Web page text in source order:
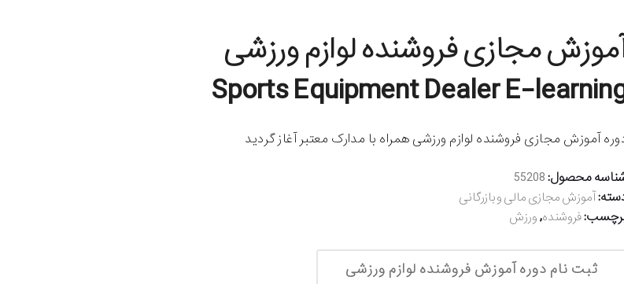
مجازی فروشنده لوازم ورزشی
Sports Equipment Dealer E-
آموزش مجازی فروشنده لوازم ورزشی همراه با مدارک معتبر آغاز گردید
محصول:55208
آموزش مجازی مالی و بازرگانی
فروشنده,ورزش
ثبت نام دوره آموزش فروشنده لوازم ورزشی